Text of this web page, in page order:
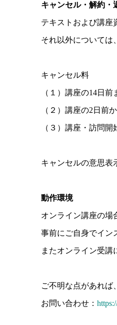
キャンセル・解約・
テキストおよび講座
それ以外については
キャンセル料
（１）講座の14日
（２）講座の2日前
（３）講座・訪問
キャンセルの意思表
動作環境
オンライン講座の場
事前にご自身でイン
またオンライン受講
ご不明な点があれば
お問い合わせ：